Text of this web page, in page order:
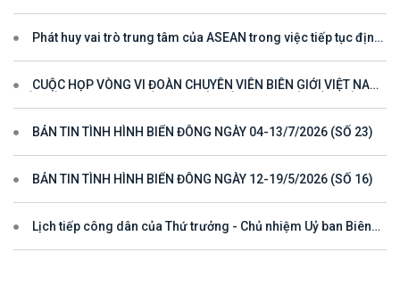
Phát huy vai trò trung tâm của ASEAN trong việc tiếp tục định
CUỘC HỌP VÒNG VI ĐOÀN CHUYÊN VIÊN BIÊN GIỚI VIỆT NAM
TRIỂN
BẢN TIN TÌNH HÌNH BIỂN ĐÔNG NGÀY 04-13/7/2026 (SỐ 23)
BẢN TIN TÌNH HÌNH BIỂN ĐÔNG NGÀY 12-19/5/2026 (SỐ 16)
Lịch tiếp công dân của Thứ trưởng - Chủ nhiệm Uỷ ban Biên